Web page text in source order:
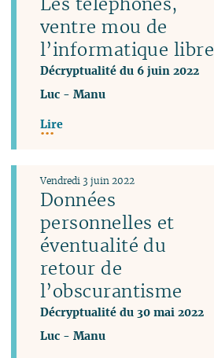
ventre mou de
l’informatique libre
Décryptualité du 6 juin 2022
Luc -Manu
Lire
Données
personnelles et
éventualité du
retour de
l’obscurantisme
Décryptualité du 30 mai 2022
Vendredi 3 juin 2022
Luc -Manu